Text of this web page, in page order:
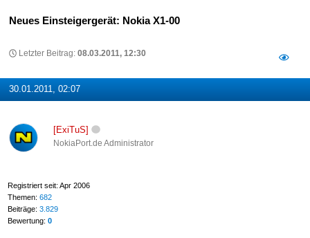
Neues Einsteigergerät: Nokia X1-00
Letzter Beitrag:08.03.2011, 12:30
30.01.2011, 02:07
[ExiTuS]
NokiaPort.de Administrator
Registriert seit: Apr 2006
Themen: 682
Beiträge: 3.829
Bewertung: 0